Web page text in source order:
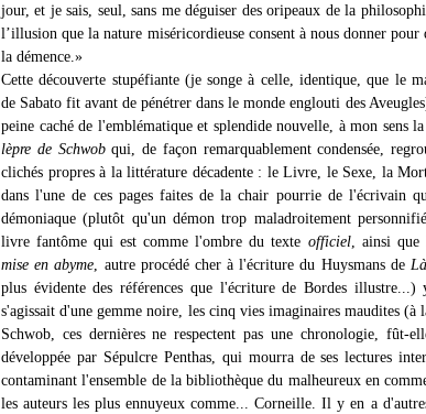
jour, et je sais, seul, sans me déguiser des oripeaux de la
l’illusion que la nature miséricordieuse consent à nous donner pour
la démence.»
Cette découverte stupéfiante (je songe à celle, identique, que le
de Sabato fit avant de pénétrer dans le monde englouti des
peine caché de l'emblématique et splendide nouvelle, à mon sens
lèpre de Schwobqui, de façon remarquablement condensée,
clichés propres à la littérature décadente : le Livre, le Sexe, la
dans l'une de ces pages faites de la chair pourrie de l'écrivain
démoniaque (plutôt qu'un démon trop maladroitement
livre fantôme qui est comme l'ombre du texte officiel, ainsi que
mise en abyme , autre procédé cher à l'écriture du Huysmans de
plus évidente des références que l'écriture de Bordes
s'agissait d'une gemme noire, les cinq vies imaginaires maudites (à
Schwob, ces dernières ne respectent pas une chronologie, fût-
développée par Sépulcre Penthas, qui mourra de ses lectures
contaminant l'ensemble de la bibliothèque du malheureux en
les auteurs les plus ennuyeux comme... Corneille. Il y en a